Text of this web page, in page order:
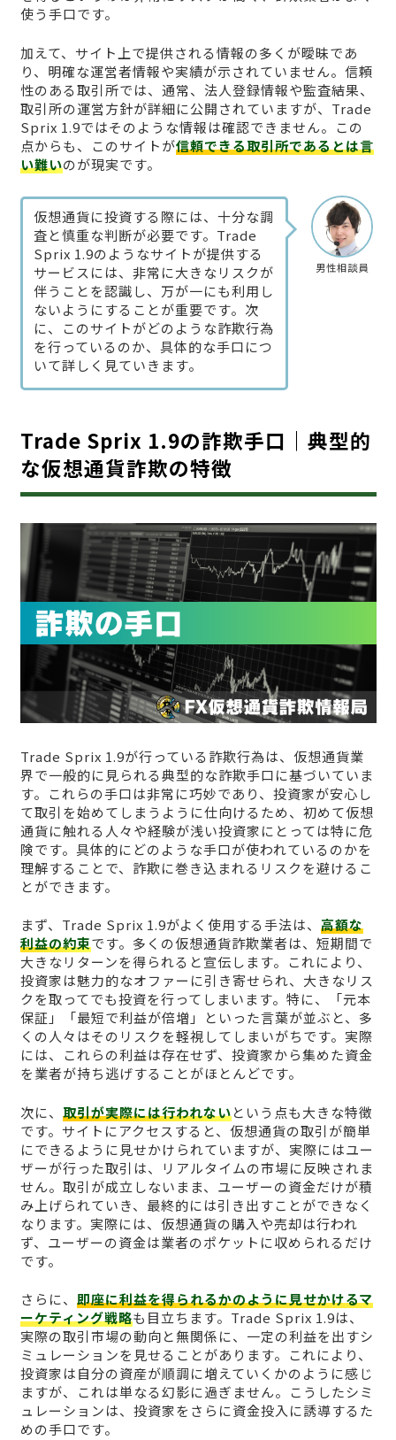
使う手口です。
加えて、サイト上で提供される情報の多くが曖昧であ
り、明確な運営者情報や実績が示されていません。信頼
性のある取引所では、通常、法人登録情報や監査結果、
取引所の運営方針が詳細に公開されていますが、Trade
Sprix 1.9ではそのような情報は確認できません。この
点からも、このサイトが信頼できる取引所であるとは言
い難いのが現実です。
男性相談員
仮想通貨に投資する際には、十分な調
査と慎重な判断が必要です。Trade
Sprix 1.9のようなサイトが提供する
サービスには、非常に大きなリスクが
伴うことを認識し、万が一にも利用し
ないようにすることが重要です。次
に、このサイトがどのような詐欺行為
を行っているのか、具体的な手口につ
いて詳しく見ていきます。
Trade Sprix 1.9の詐欺手口｜典型的
な仮想通貨詐欺の特徴
Trade Sprix 1.9が行っている詐欺行為は、仮想通貨業
界で一般的に見られる典型的な詐欺手口に基づいていま
す。これらの手口は非常に巧妙であり、投資家が安心し
て取引を始めてしまうように仕向けるため、初めて仮想
通貨に触れる人々や経験が浅い投資家にとっては特に危
険です。具体的にどのような手口が使われているのかを
理解することで、詐欺に巻き込まれるリスクを避けるこ
とができます。
まず、Trade Sprix 1.9がよく使用する手法は、 高額な
利益の約束です。多くの仮想通貨詐欺業者は、短期間で
大きなリターンを得られると宣伝します。これにより、
投資家は魅力的なオファーに引き寄せられ、大きなリス
クを取ってでも投資を行ってしまいます。特に、「元本
保証」「最短で利益が倍増」といった言葉が並ぶと、多
くの人々はそのリスクを軽視してしまいがちです。実際
には、これらの利益は存在せず、投資家から集めた資金
を業者が持ち逃げすることがほとんどです。
次に、 取引が実際には行われないという点も大きな特徴
です。サイトにアクセスすると、仮想通貨の取引が簡単
にできるように見せかけられていますが、実際にはユー
ザーが行った取引は、リアルタイムの市場に反映されま
せん。取引が成立しないまま、ユーザーの資金だけが積
み上げられていき、最終的には引き出すことができなく
なります。実際には、仮想通貨の購入や売却は行われ
ず、ユーザーの資金は業者のポケットに収められるだけ
です。
さらに、 即座に利益を得られるかのように見せかけるマ
ーケティング戦略も目立ちます。Trade Sprix 1.9は、
実際の取引市場の動向と無関係に、一定の利益を出すシ
ミュレーションを見せることがあります。これにより、
投資家は自分の資産が順調に増えていくかのように感じ
ますが、これは単なる幻影に過ぎません。こうしたシミ
ュレーションは、投資家をさらに資金投入に誘導するた
めの手口です。